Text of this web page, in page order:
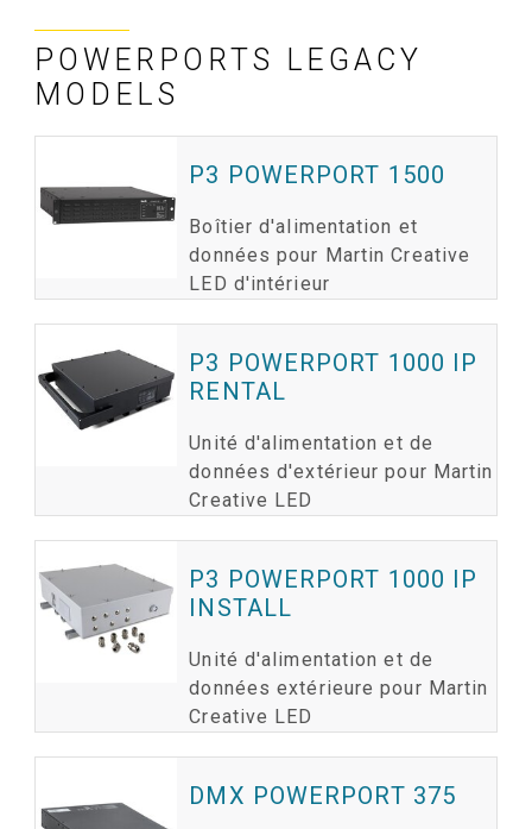
POWERPORTS LEGACY
MODELS
P3 POWERPORT 1500
Boîtier d'alimentation et
données pour Martin Creative
LED d'intérieur
P3 POWERPORT 1000 IP
RENTAL
Unité d'alimentation et de
données d'extérieur pour Martin
Creative LED
P3 POWERPORT 1000 IP
INSTALL
Unité d'alimentation et de
données extérieure pour Martin
Creative LED
DMX POWERPORT 375